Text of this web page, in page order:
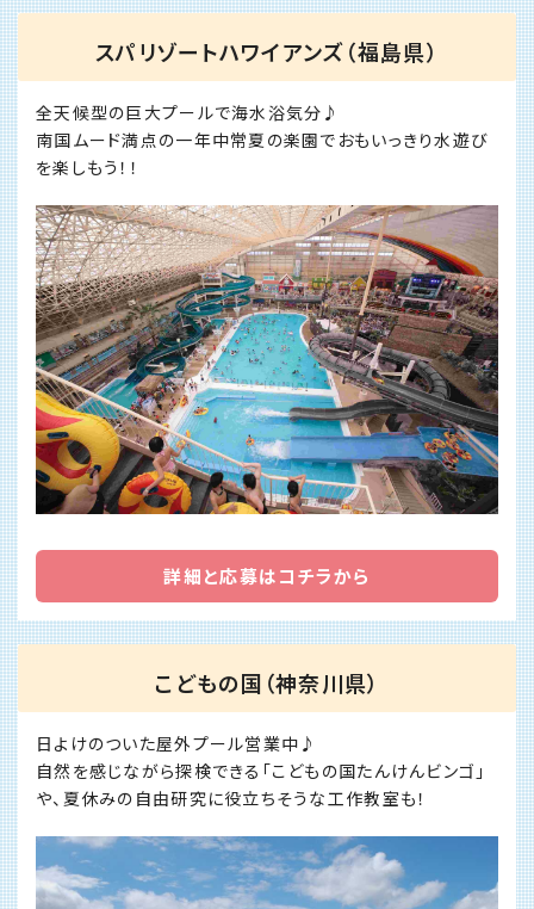
スパリゾートハワイアンズ（福島県）
全天候型の巨大プールで海水浴気分♪
南国ムード満点の一年中常夏の楽園でおもいっきり水遊び
を楽しもう！！
詳細と応募はコチラから
こどもの国（神奈川県）
日よけのついた屋外プール営業中♪
自然を感じながら探検できる「こどもの国たんけんビンゴ」
や、夏休みの自由研究に役立ちそうな工作教室も！